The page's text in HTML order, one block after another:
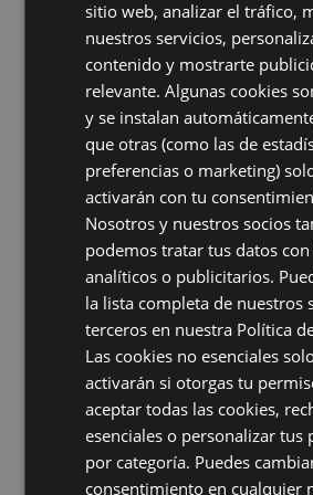
¿Qué transmite nuestra
¿Cómo interpretan los demás
hablar
¿Qué efecto produce nuestro
en una reunión?
Estos elementos pueden sumar
generar distancia y resistencia.
construir una versión artificial de
buscar la
coherencia
entre nuestro
queremos trasladar.
Conclusión: Liderar
procesos
Me quedo con una de las
comunicar mejor no es
intención y presencia.EnMoove
sobre procesos, pero lideramos a
personas se conectan a través de
coherentes y genuinos. Por eso,
comunicación no es un extra: es una
sitio web, analizar el tráfico,
nuestros servicios,
contenido y mostrarte
relevante. Algunas cookies
y se instalan
que otras (como las de
preferencias o marketing)
activarán con tu
Nosotros y nuestros socios
podemos tratar tus datos
analíticos o publicitarios.
la lista completa de nuestros
terceros en nuestra Política
Las cookies no esenciales
activarán si otorgas tu
aceptar todas las cookies,
esenciales o personalizar tus
por categoría. Puedes
consentimiento en cualquier